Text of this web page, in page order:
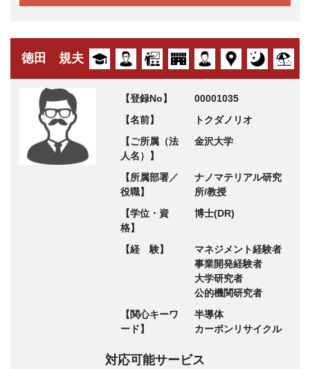
徳田 規夫
【登録No】
00001035
【名前】
トクダノリオ
【ご所属（法
人名）】
金沢大学
【所属部署／
役職】
ナノマテリアル研究
所/教授
【学位・資
格】
博士(DR)
【経 験】
マネジメント経験者
事業開発経験者
大学研究者
公的機関研究者
【関心キーワ
ード】
半導体
カーボンリサイクル
対応可能サービス